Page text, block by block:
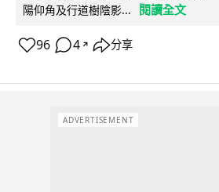
陽仰角及行道樹陰影...
閱讀全文
96 4 ↗ 分享
ADVERTISEMENT